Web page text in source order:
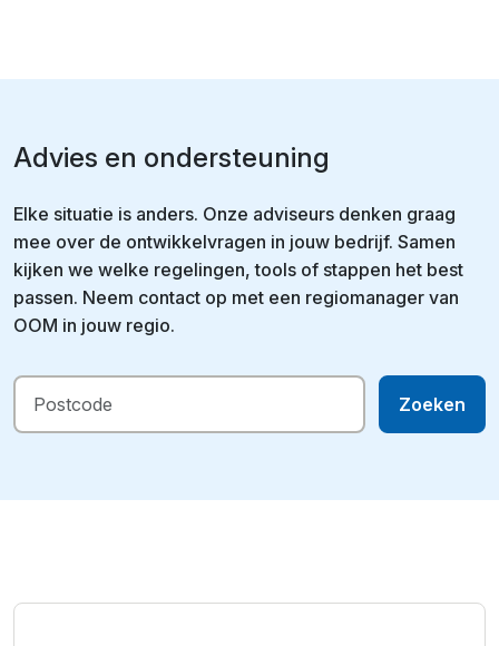
Advies en ondersteuning
Elke situatie is anders. Onze adviseurs denken graag
mee over de ontwikkelvragen in jouw bedrijf. Samen
kijken we welke regelingen, tools of stappen het best
passen. Neem contact op met een regiomanager van
OOM in jouw regio.
Zoeken